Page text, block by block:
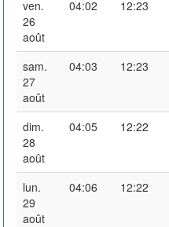
ven.
26
août
04:02 12:23
sam.
27
août
04:03 12:23
dim.
28
août
04:05 12:22
lun.
29
août
04:06 12:22